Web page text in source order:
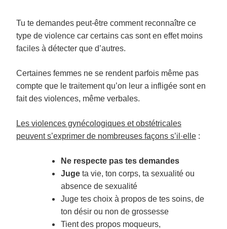
Tu te demandes peut-être comment reconnaître ce
type de violence car certains cas sont en effet moins
faciles à détecter que d’autres.
Certaines femmes ne se rendent parfois même pas
compte que le traitement qu’on leur a infligée sont en
fait des violences, même verbales.
Les violences gynécologiques et obstétricales
peuvent s’exprimer de nombreuses façons s’il·elle :
Ne respecte pas tes demandes
Juge ta vie, ton corps, ta sexualité ou
absence de sexualité
Juge tes choix à propos de tes soins, de
ton désir ou non de grossesse
Tient des propos moqueurs,